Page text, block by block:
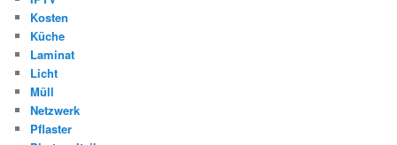
Kosten
Küche
Laminat
Licht
Müll
Netzwerk
Pflaster